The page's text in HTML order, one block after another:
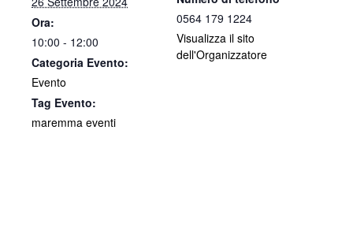
Ora:
10:00 - 12:00
Categoria Evento:
Evento
Tag Evento:
maremma eventi
0564 179 1224
Visualizza il sito
dell'Organizzatore